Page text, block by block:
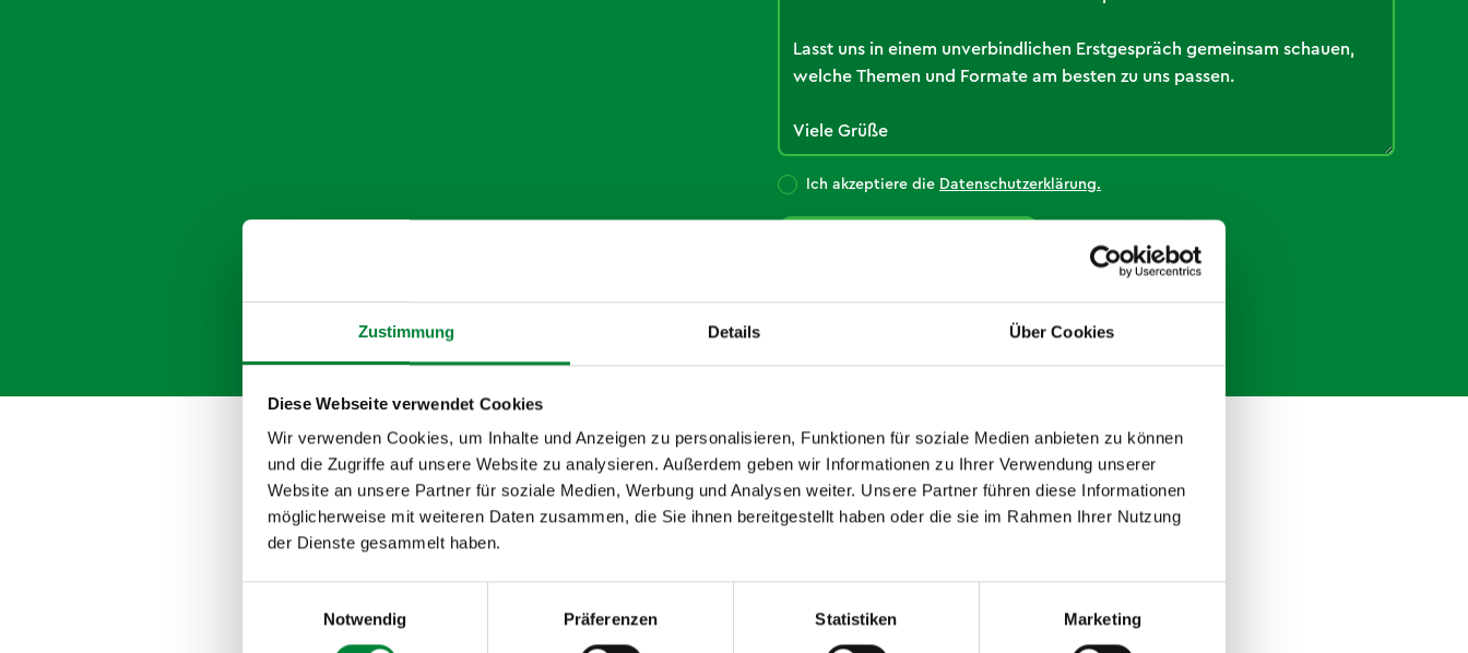
Zustimmung Details Über Cookies
Diese Webseite verwendet Cookies
Wir verwenden Cookies, um Inhalte und Anzeigen zu personalisieren, Funktionen für soziale Medien anbieten zu können
und die Zugriffe auf unsere Website zu analysieren. Außerdem geben wir Informationen zu Ihrer Verwendung unserer
Website an unsere Partner für soziale Medien, Werbung und Analysen weiter. Unsere Partner führen diese Informationen
möglicherweise mit weiteren Daten zusammen, die Sie ihnen bereitgestellt haben oder die sie im Rahmen Ihrer Nutzung
der Dienste gesammelt haben.
Notwendig
Präferenzen Statistiken Marketing
Ich akzeptiere die Datenschutzerklärung.
Deine starken Partner